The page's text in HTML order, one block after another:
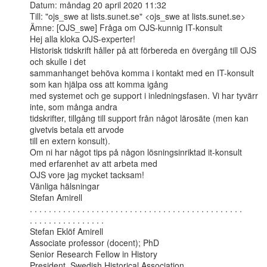
Datum: måndag 20 april 2020 11:32
Till: "ojs_swe at lists.sunet.se" <ojs_swe at lists.sunet.se>
Ämne: [OJS_swe] Fråga om OJS-kunnig IT-konsult
Hej alla kloka OJS-experter!
Historisk tidskrift håller på att förbereda en övergång till OJS
och skulle i det
sammanhanget behöva komma i kontakt med en IT-konsult
som kan hjälpa oss att komma igång
med systemet och ge support i inledningsfasen. Vi har tyvärr
inte, som många andra
tidskrifter, tillgång till support från något lärosäte (men kan
givetvis betala ett arvode
till en extern konsult).
Om ni har något tips på någon lösningsinriktad it-konsult
med erfarenhet av att arbeta med
OJS vore jag mycket tacksam!
Vänliga hälsningar
Stefan Amirell
. . . . . . . . . . . . . . . . . . . . . . . . . . . . . . . . . . . . . . . . . . . . .
. . . . . . . . . . . . . . . .
Stefan Eklöf Amirell
Associate professor (docent); PhD
Senior Research Fellow in History